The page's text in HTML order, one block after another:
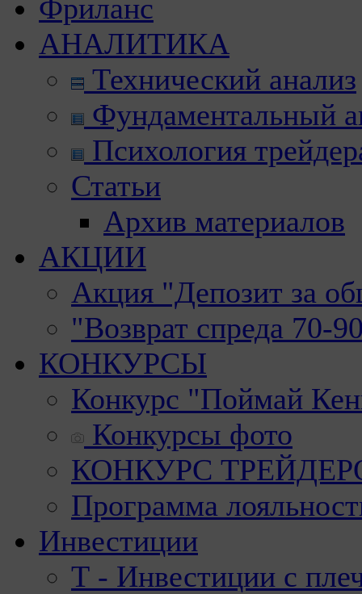
Фриланс
АНАЛИТИКА
Технический анализ
Фундаментальный
Психология
Статьи
Архив материалов
АКЦИИ
Акция "Депозит за
"Возврат спреда 70-
КОНКУРСЫ
Конкурс "Поймай
Конкурсы фото
КОНКУРС
Программа
Инвестиции
Т - Инвестиции с